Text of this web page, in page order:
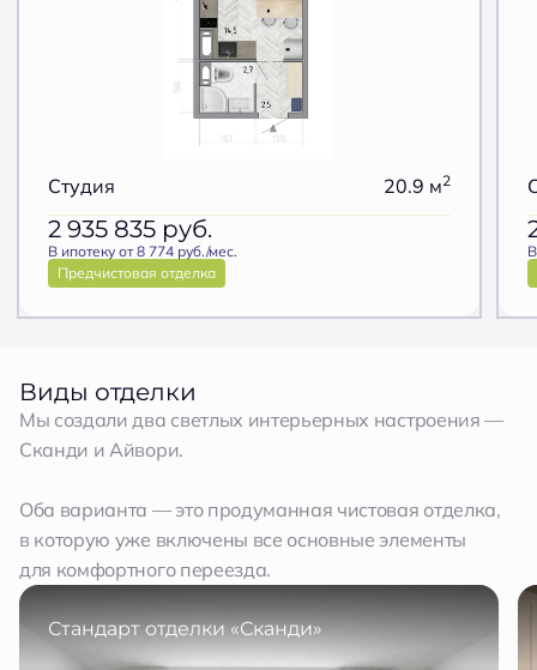
Студия 20.9 м2
2 935 835 руб.
В ипотеку от 8 774 руб./мес.
Предчистовая отделка
Виды отделки
Мы создали два светлых интерьерных настроения —
Сканди и Айвори.
Оба варианта — это продуманная чистовая отделка,
в которую уже включены все основные элементы
для комфортного переезда.
Стандарт отделки «Сканди»